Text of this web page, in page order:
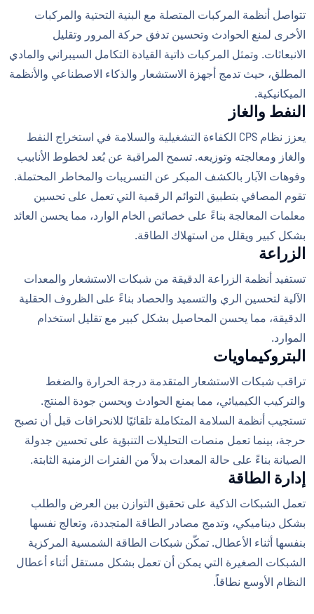
تتواصل أنظمة المركبات المتصلة مع البنية التحتية والمركبات
الأخرى لمنع الحوادث وتحسين تدفق حركة المرور وتقليل
الانبعاثات. وتمثل المركبات ذاتية القيادة التكامل السيبراني والمادي
المطلق، حيث تدمج أجهزة الاستشعار والذكاء الاصطناعي والأنظمة
الميكانيكية.
النفط والغاز
يعزز نظام CPS الكفاءة التشغيلية والسلامة في استخراج النفط
والغاز ومعالجته وتوزيعه. تسمح المراقبة عن بُعد لخطوط الأنابيب
وفوهات الآبار بالكشف المبكر عن التسريبات والمخاطر المحتملة.
تقوم المصافي بتطبيق التوائم الرقمية التي تعمل على تحسين
معلمات المعالجة بناءً على خصائص الخام الوارد، مما يحسن العائد
بشكل كبير ويقلل من استهلاك الطاقة.
الزراعة
تستفيد أنظمة الزراعة الدقيقة من شبكات الاستشعار والمعدات
الآلية لتحسين الري والتسميد والحصاد بناءً على الظروف الحقلية
الدقيقة، مما يحسن المحاصيل بشكل كبير مع تقليل استخدام
الموارد.
البتروكيماويات
تراقب شبكات الاستشعار المتقدمة درجة الحرارة والضغط
والتركيب الكيميائي، مما يمنع الحوادث ويحسن جودة المنتج.
تستجيب أنظمة السلامة المتكاملة تلقائيًا للانحرافات قبل أن تصبح
حرجة، بينما تعمل منصات التحليلات التنبؤية على تحسين جدولة
الصيانة بناءً على حالة المعدات بدلاً من الفترات الزمنية الثابتة.
إدارة الطاقة
تعمل الشبكات الذكية على تحقيق التوازن بين العرض والطلب
بشكل ديناميكي، وتدمج مصادر الطاقة المتجددة، وتعالج نفسها
بنفسها أثناء الأعطال. تمكّن شبكات الطاقة الشمسية المركزية
الشبكات الصغيرة التي يمكن أن تعمل بشكل مستقل أثناء أعطال
النظام الأوسع نطاقاً.